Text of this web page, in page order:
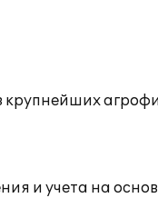
крупнейших
и учета на